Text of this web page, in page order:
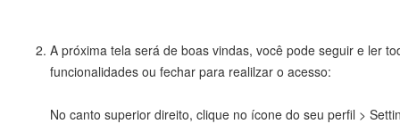
A próxima tela será de boas vindas, você pode seguir e ler
funcionalidades ou fechar para realilzar o acesso:
No canto superior direito, clique no ícone do seu perfil >